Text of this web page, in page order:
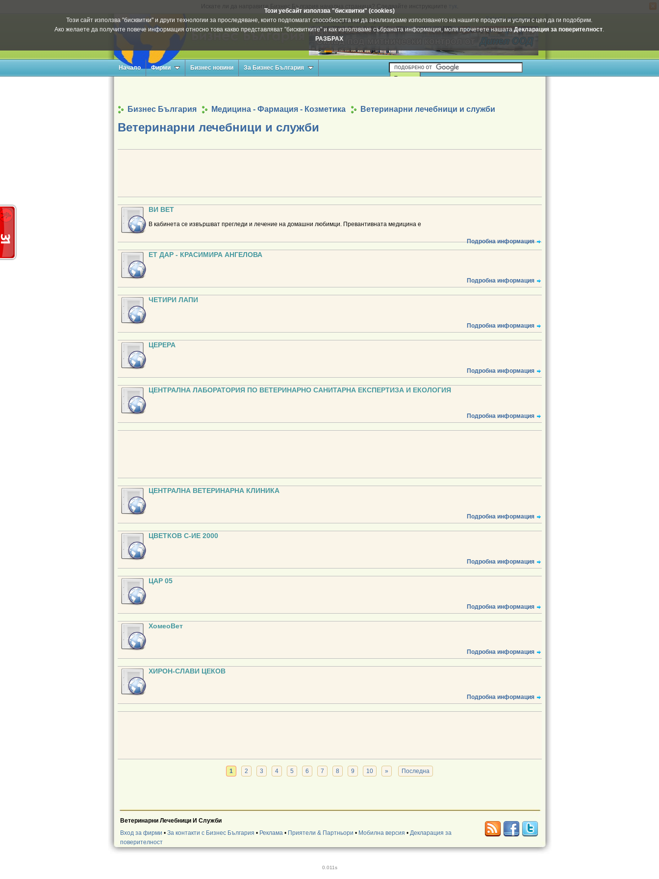
Искате ли да направите Бизнес България начална страница? Следвайте инструкциите
Този уебсайт използва "бисквитки" (cookies)
Този сайт използва "бисквитки" и други технологии за проследяване, които подпомагат способността ни да анализираме използването на нашите продукти и услуги с цел да ги подобрим.
Ако желаете да получите повече информация относно това какво представляват "бисквитките" и как използваме събраната информация, моля прочетете нашатаДекларация за поверителност.
РАЗБРАХ
Select Language ▼
Вашата реклама тук
Начало Фирми Бизнес новини За Бизнес България
Бизнес България Медицина - Фармация - Козметика Ветеринарни лечебници и служби
Ветеринарни лечебници и служби
ВИ ВЕТ
В кабинета се извършват прегледи и лечение на домашни любимци. Превантивната медицина е
Подробна информация
ET ДАР - КРАСИМИРА АНГЕЛОВА
Подробна информация
ЧЕТИРИ ЛАПИ
Подробна информация
ЦЕРЕРА
Подробна информация
ЦЕНТРАЛНА ЛАБОРАТОРИЯ ПО ВЕТЕРИНАРНО САНИТАРНА ЕКСПЕРТИЗА И ЕКОЛОГИЯ
Подробна информация
ЦЕНТРАЛНА ВЕТЕРИНАРНА КЛИНИКА
Подробна информация
ЦВЕТКОВ С-ИЕ 2000
Подробна информация
ЦАР 05
Подробна информация
ХомеоВет
Подробна информация
ХИРОН-СЛАВИ ЦЕКОВ
Подробна информация
1 2 3 4 5 6 7 8 9 10 » Последна
Ветеринарни Лечебници И Служби
Вход за фирми • За контакти с Бизнес България • Реклама• Приятели & Партньори • Мобилна версия • Декларация за
поверителност
0.011s